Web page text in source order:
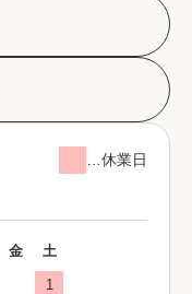
…休業日
金 土
1